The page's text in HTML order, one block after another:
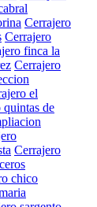
Cerrajero
Cerrajero
finca la
Cerrajero
el
quintas de
Cerrajero
chico